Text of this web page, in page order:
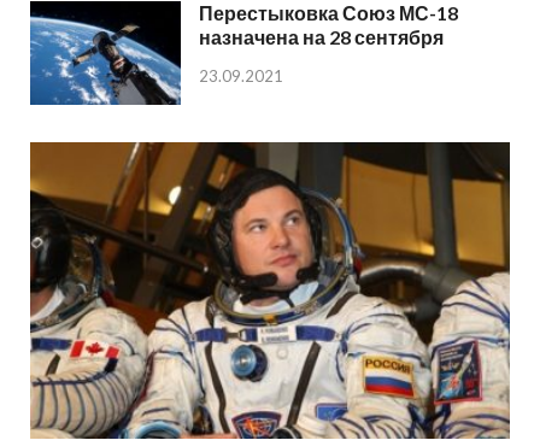
Перестыковка Союз МС-18
назначена на 28 сентября
23.09.2021